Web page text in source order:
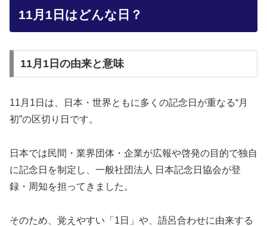
11月1日はどんな日？
11月1日の由来と意味
11月1日は、日本・世界ともに多くの記念日が重なる“月
初”の区切り日です。
日本では民間・業界団体・企業が広報や啓発の目的で独自
に記念日を制定し、一般社団法人 日本記念日協会が登
録・周知を担ってきました。
そのため、覚えやすい「1日」や、語呂合わせに由来する